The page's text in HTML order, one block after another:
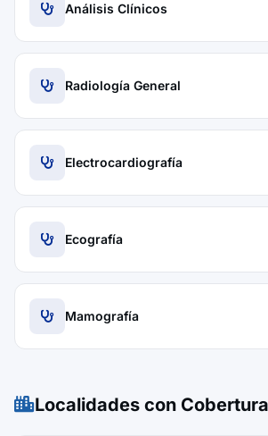
Análisis Clínicos
Radiología General
Electrocardiografía
Ecografía
Mamografía
Localidades con Cobertura